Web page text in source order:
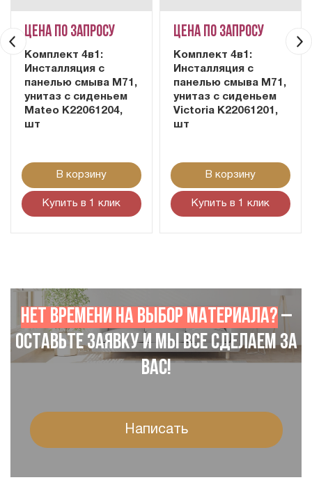
Цена по запросу
Комплект 4в1:
Инсталляция с
панелью смыва M71,
унитаз с сиденьем
Mateo K22061204,
шт
В корзину
Купить в 1 клик
Цена по запросу
Комплект 4в1:
Инсталляция с
панелью смыва M71,
унитаз с сиденьем
Victoria K22061201,
шт
В корзину
Купить в 1 клик
Нет времени на выбор материала?–
Оставьте заявку и мы все сделаем за
Вас!
Написать